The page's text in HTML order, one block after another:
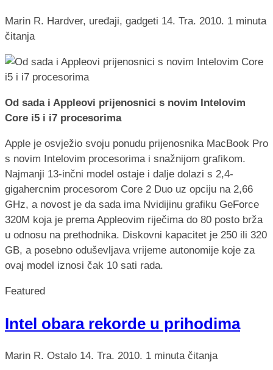
Marin R. Hardver, uređaji, gadgeti 14. Tra. 2010. 1 minuta
čitanja
Od sada i Appleovi prijenosnici s novim Intelovim
Core i5 i i7 procesorima
Apple je osvježio svoju ponudu prijenosnika MacBook Pro
s novim Intelovim procesorima i snažnijom grafikom.
Najmanji 13-inčni model ostaje i dalje dolazi s 2,4-
gigahercnim procesorom Core 2 Duo uz opciju na 2,66
GHz, a novost je da sada ima Nvidijinu grafiku GeForce
320M koja je prema Appleovim riječima do 80 posto brža
u odnosu na prethodnika. Diskovni kapacitet je 250 ili 320
GB, a posebno oduševljava vrijeme autonomije koje za
ovaj model iznosi čak 10 sati rada.
Featured
Intel obara rekorde u prihodima
Marin R. Ostalo 14. Tra. 2010. 1 minuta čitanja